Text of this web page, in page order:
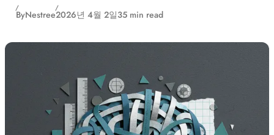
ByNestree2026년 4월 2일35 min read